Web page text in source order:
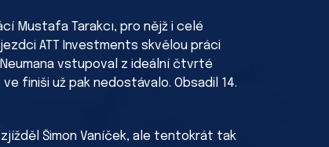
Mustafa Tarakcı, pro nějž i celé
ATT Investments skvělou práci
vstupoval z ideální čtvrté
finiši už pak nedostávalo. Obsadil 14.
Šimon Vaníček, ale tentokrát tak